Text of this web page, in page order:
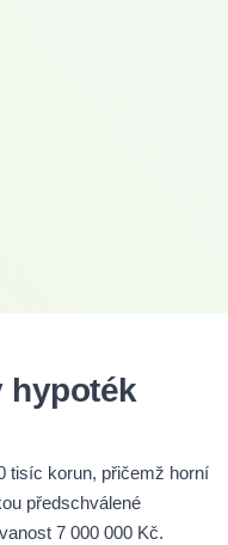
hypoték
tisíc korun, přičemž horní
předschválené
7 000 000 Kč.